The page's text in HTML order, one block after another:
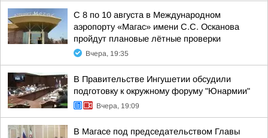
С 8 по 10 августа в Международном
аэропорту «Магас» имени С.С. Осканова
пройдут плановые лётные проверки
Вчера, 19:35
В Правительстве Ингушетии обсудили
подготовку к окружному форуму "Юнармии"
Вчера, 19:09
В Магасе под председательством Главы